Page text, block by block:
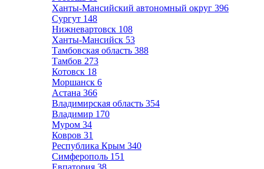
Ханты-Мансийский автономный округ 396
Сургут 148
Нижневартовск 108
Ханты-Мансийск 53
Тамбовская область 388
Тамбов 273
Котовск 18
Моршанск 6
Астана 366
Владимирская область 354
Владимир 170
Муром 34
Ковров 31
Республика Крым 340
Симферополь 151
Евпатория 38